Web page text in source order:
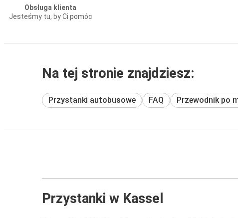
Obsługa klienta
Jesteśmy tu, by Ci pomóc
Na tej stronie znajdziesz:
Przystanki autobusowe FAQ Przewodnik po
Przystanki w Kassel